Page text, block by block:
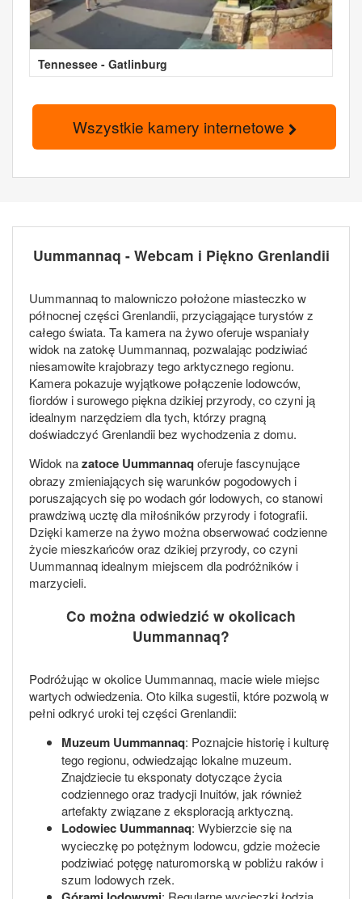
Tennessee - Gatlinburg
Wszystkie kamery internetowe
Uummannaq - Webcam i Piękno Grenlandii
Uummannaq to malowniczo położone miasteczko w
północnej części Grenlandii, przyciągające turystów z
całego świata. Ta kamera na żywo oferuje wspaniały
widok na zatokę Uummannaq, pozwalając podziwiać
niesamowite krajobrazy tego arktycznego regionu.
Kamera pokazuje wyjątkowe połączenie lodowców,
fiordów i surowego piękna dzikiej przyrody, co czyni ją
idealnym narzędziem dla tych, którzy pragną
doświadczyć Grenlandii bez wychodzenia z domu.
Widok nazatoce Uummannaqoferuje fascynujące
obrazy zmieniających się warunków pogodowych i
poruszających się po wodach gór lodowych, co stanowi
prawdziwą ucztę dla miłośników przyrody i fotografii.
Dzięki kamerze na żywo można obserwować codzienne
życie mieszkańców oraz dzikiej przyrody, co czyni
Uummannaq idealnym miejscem dla podróżników i
marzycieli.
Co można odwiedzić w okolicach
Uummannaq?
Podróżując w okolice Uummannaq, macie wiele miejsc
wartych odwiedzenia. Oto kilka sugestii, które pozwolą w
pełni odkryć uroki tej części Grenlandii:
Muzeum Uummannaq: Poznajcie historię i kulturę
tego regionu, odwiedzając lokalne muzeum.
Znajdziecie tu eksponaty dotyczące życia
codziennego oraz tradycji Inuitów, jak również
artefakty związane z eksploracją arktyczną.
Lodowiec Uummannaq: Wybierzcie się na
wycieczkę po potężnym lodowcu, gdzie możecie
podziwiać potęgę naturomorską w pobliżu raków i
szum lodowych rzek.